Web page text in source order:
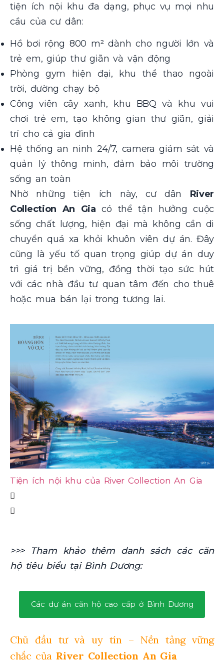
tiện ích nội khu đa dạng, phục vụ mọi nhu
cầu của cư dân:
Hồ bơi rộng 800 m² dành cho người lớn và
trẻ em, giúp thư giãn và vận động
Phòng gym hiện đại, khu thể thao ngoài
trời, đường chạy bộ
Công viên cây xanh, khu BBQ và khu vui
chơi trẻ em, tạo không gian thư giãn, giải
trí cho cả gia đình
Hệ thống an ninh 24/7, camera giám sát và
quản lý thông minh, đảm bảo môi trường
sống an toàn
Nhờ những tiện ích này, cư dân River
Collection An Gia có thể tận hưởng cuộc
sống chất lượng, hiện đại mà không cần di
chuyển quá xa khỏi khuôn viên dự án. Đây
cũng là yếu tố quan trọng giúp dự án duy
trì giá trị bền vững, đồng thời tạo sức hút
với các nhà đầu tư quan tâm đến cho thuê
hoặc mua bán lại trong tương lai.
Tiện ích nội khu của River Collection An Gia
>>> Tham khảo thêm danh sách các căn
hộ tiêu biểu tại Bình Dương:
Các dự án căn hộ cao cấp ở Bình Dương
Chủ đầu tư và uy tín – Nền tảng vững
chắc của River Collection An Gia